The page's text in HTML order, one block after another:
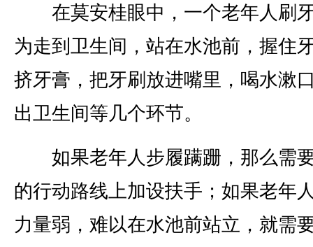
在莫安桂眼中，一个老年人刷
为走到卫生间，站在水池前，握住
挤牙膏，把牙刷放进嘴里，喝水漱
出卫生间等几个环节。
如果老年人步履蹒跚，那么需
的行动路线上加设扶手；如果老年
力量弱，难以在水池前站立，就需